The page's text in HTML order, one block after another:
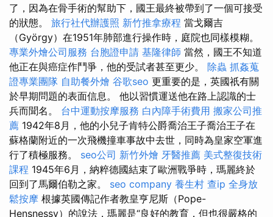
了，因為在骨手術的幫助下，國王最終被帶到了一個可接受
的狀態。 旅行社代辦護照 新竹推拿療程 當戈爾吉
（György）在1951年肺部進行操作時，庭院也同樣模糊。
專業外燴公司服務 台胞證申請 基隆律師 當然，國王不知道
他正在與癌症作鬥爭，他的受試者甚至更少。 除蟲 抓姦蒐
證專業團隊 自助餐外燴 谷歌seo 更重要的是，英國祇有關
於早期問題的表面信息。 他以習慣運送他在路上認識的士
兵而聞名。 台中運動按摩服務 白內障手術費用 搬家公司推
薦 1942年8月，他的小兒子肯特公爵喬治王子喬治王子在
蘇格蘭附近的一次飛機撞車事故中去世，同時為皇家空軍進
行了積極服務。 seo公司 新竹外燴 牙醫推薦 美式整復技術
課程 1945年6月，納粹德國結束了歐洲戰爭時，瑪麗終於
回到了馬爾伯勒之家。 seo company 養生村 查ip 全身放
鬆按摩 根據英國傳記作者教皇亨尼斯（Pope-
Hensnessy）的說法，瑪麗是“良好的教育，但也很嚴格的